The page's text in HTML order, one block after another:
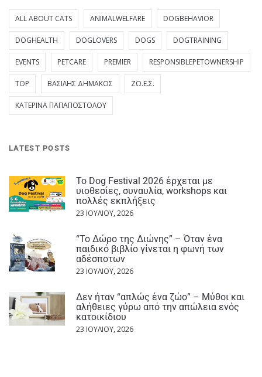
ALL ABOUT CATS ANIMALWELFARE DOGBEHAVIOR
DOGHEALTH DOGLOVERS DOGS DOGTRAINING
EVENTS PETCARE PREMIER RESPONSIBLEPETOWNERSHIP
TOP ΒΑΣΊΛΗΣ ΔΗΜΆΚΟΣ ΖΩ.Ε.Σ.
ΚΑΤΕΡΊΝΑ ΠΑΠΑΠΟΣΤΌΛΟΥ
LATEST POSTS
Το Dog Festival 2026 έρχεται με
υιοθεσίες, συναυλία, workshops και
πολλές εκπλήξεις
23 ΙΟΥΛΊΟΥ, 2026
“Το Δώρο της Διώνης” – Όταν ένα
παιδικό βιβλίο γίνεται η φωνή των
αδέσποτων
23 ΙΟΥΛΊΟΥ, 2026
Δεν ήταν “απλώς ένα ζώο” – Μύθοι και
αλήθειες γύρω από την απώλεια ενός
κατοικίδιου
23 ΙΟΥΛΊΟΥ, 2026